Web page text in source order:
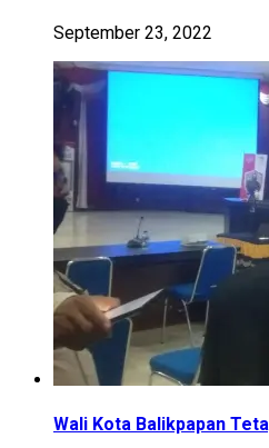
September 23, 2022
Wali Kota Balikpapan